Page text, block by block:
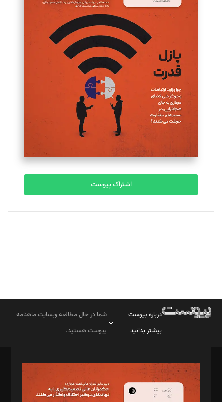
مینا پاکدل
یسنا امان‌پور
تحریریه
ملینا جعفری
تحریریه
مصطفی مسجدی آرانی
تحریریه
بابک نقاش
تحریریه
اشتراک پیوست
درباره پیوست
بیشتر بدانید
شما در حال مطالعه وبسایت ماهنامه
پیوست هستید.
مدیر مسئول: محمدباقر اثنی‌عشری
سردبیر: مهرک محمودی
دبیر تحریریه: میثم قاسمی